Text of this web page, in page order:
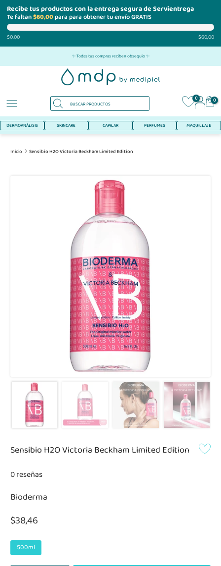
Recibe tus productos con la entrega segura de Servientrega
Te faltan$60,00para para obtener tu envío GRATIS
$0,00 $60,00
al
✨ Todas tus compras reciben obsequio ✨
0 0
DERMOANÁLISIS SKINCARE CAPILAR PERFUMES MAQUILLAJE
Inicio Sensibio H2O Victoria Beckham Limited Edition
Sensibio H2O Victoria Beckham Limited Edition
0 reseñas
Bioderma
$38,46
500ml